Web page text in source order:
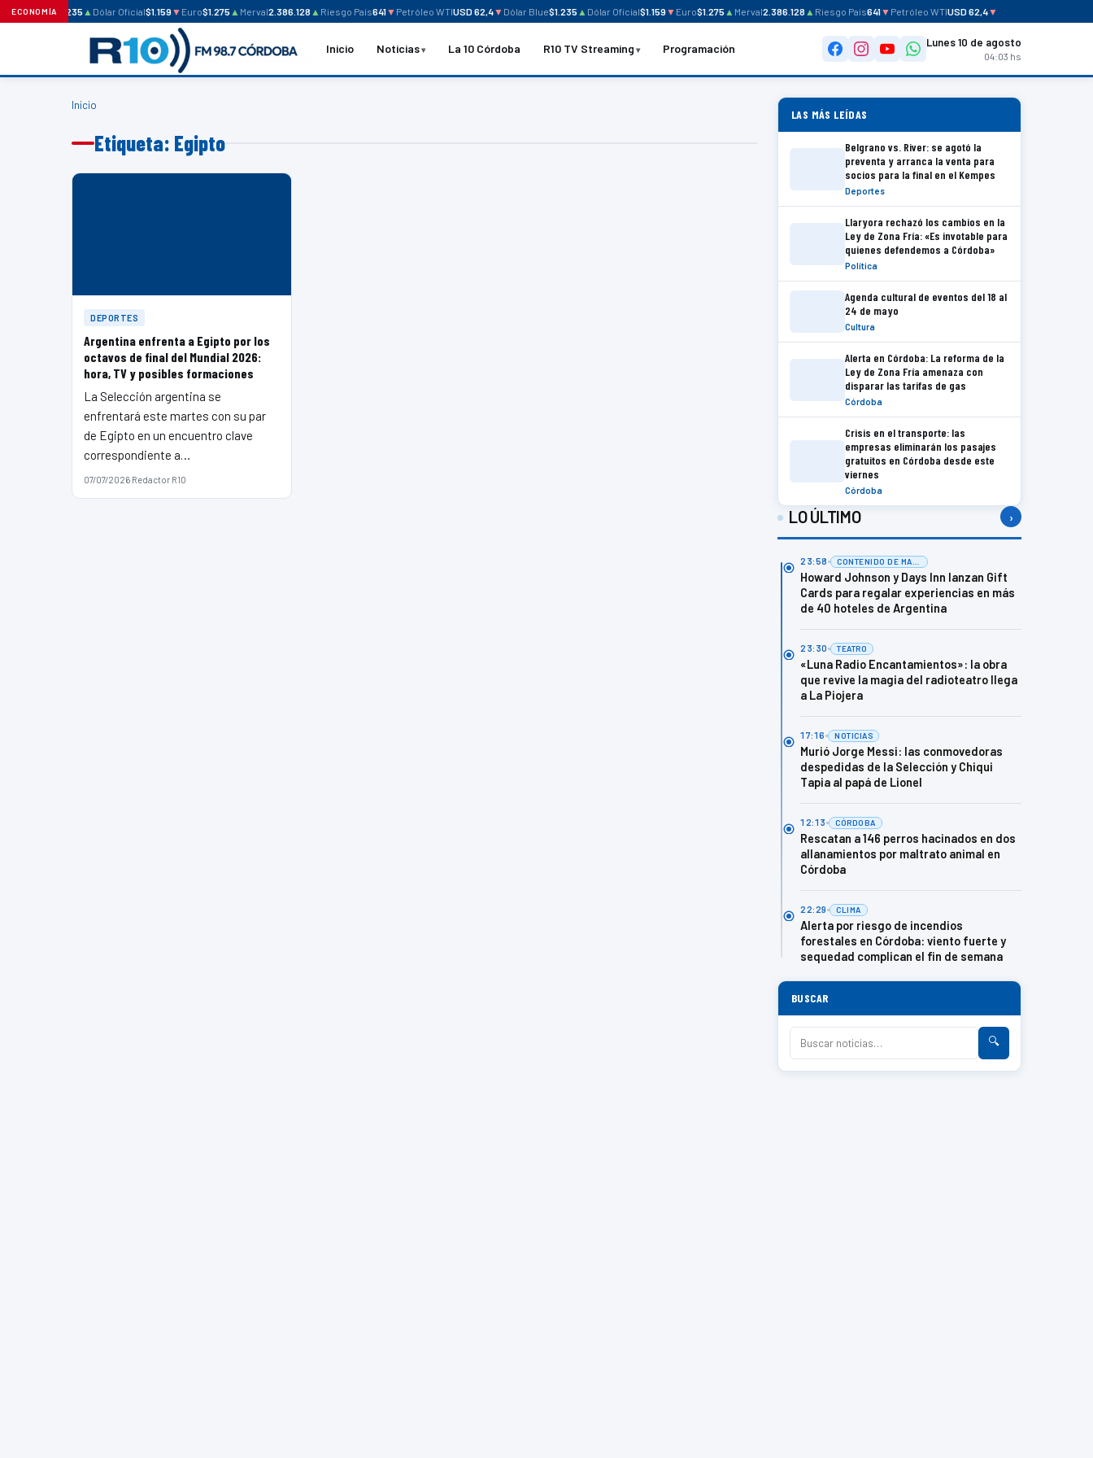
ECONOMÍA
Dólar Blue$1.235▲Dólar Oficial$1.159▼Euro$1.275▲Merval2.386.128▲Riesgo País641▼Petróleo WTIUSD 62,4 ▼Dólar Blue$1.235▲Dólar Oficial$1.159▼Euro$1.275▲Merval2.386.128▲Riesgo País641▼Petróleo WTIUSD 62,4 ▼
Inicio Noticias La 10 Córdoba R10 TV Streaming Programación Lunes 10 de agosto
04:03 hs
Inicio
Etiqueta: Egipto
DEPORTES
Argentina enfrenta a Egipto por los
octavos de final del Mundial 2026:
hora, TV y posibles formaciones
La Selección argentina se
enfrentará este martes con su par
de Egipto en un encuentro clave
correspondiente a…
07/07/2026·Redactor R10
LAS MÁS LEÍDAS
Belgrano vs. River: se agotó la
preventa y arranca la venta para
socios para la final en el Kempes
Deportes
Llaryora rechazó los cambios en la
Ley de Zona Fría: «Es invotable para
quienes defendemos a Córdoba»
Política
Agenda cultural de eventos del 18 al
24 de mayo
Cultura
Alerta en Córdoba: La reforma de la
Ley de Zona Fría amenaza con
disparar las tarifas de gas
Córdoba
Crisis en el transporte: las
empresas eliminarán los pasajes
gratuitos en Córdoba desde este
viernes
Córdoba
LO ÚLTIMO ›
23:58
Howard Johnson y Days Inn lanzan Gift
Cards para regalar experiencias en más
de 40 hoteles de Argentina
23:30 TEATRO
«Luna Radio Encantamientos»: la obra
que revive la magia del radioteatro llega
a La Piojera
17:16 NOTICIAS
Murió Jorge Messi: las conmovedoras
despedidas de la Selección y Chiqui
Tapia al papá de Lionel
12:13 CÓRDOBA
Rescatan a 146 perros hacinados en dos
allanamientos por maltrato animal en
Córdoba
22:29 CLIMA
Alerta por riesgo de incendios
forestales en Córdoba: viento fuerte y
sequedad complican el fin de semana
BUSCAR
🔍